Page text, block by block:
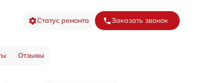
Статус ремонта Заказать звонок
Отзывы